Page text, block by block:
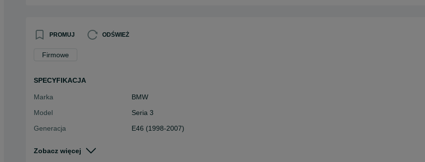
PROMUJ ODŚWIEŻ
Firmowe
SPECYFIKACJA
Marka
BMW
Model
Seria 3
Generacja
E46 (1998-2007)
Zobacz więcej